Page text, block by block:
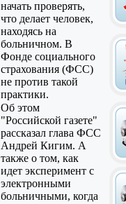
начать проверять,
что делает человек,
находясь на
больничном. В
Фонде социального
страхования (ФСС)
не против такой
практики.
Об этом
"Российской газете"
рассказал глава ФСС
Андрей Кигим. А
также о том, как
идет эксперимент с
электронными
больничными, когда